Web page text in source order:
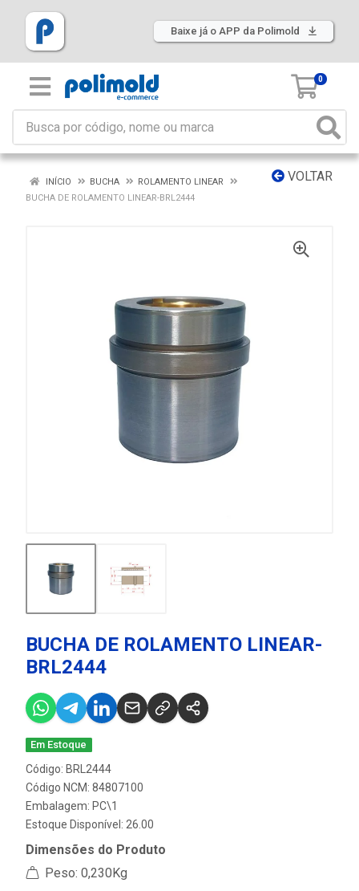
Baixe já o APP da Polimold
0
VOLTAR
INÍCIO BUCHA
ROLAMENTO LINEAR
BUCHA DE ROLAMENTO LINEAR-BRL2444
BUCHA DE ROLAMENTO LINEAR-
BRL2444
Em Estoque
Código: BRL2444
Código NCM: 84807100
Embalagem: PC\1
Estoque Disponível: 26.00
Dimensões do Produto
Peso: 0,230Kg